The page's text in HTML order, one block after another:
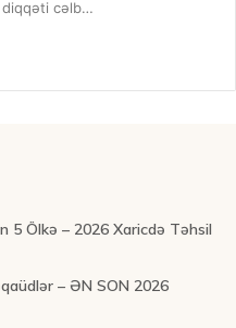
diqqəti cəlb…
5 Ölkə – 2026 Xaricdə Təhsil
– ƏN SON 2026